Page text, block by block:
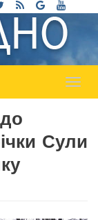
Сули